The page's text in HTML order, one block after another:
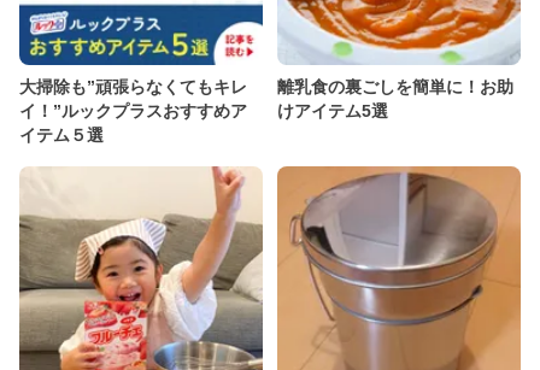
大掃除も”頑張らなくてもキレ
イ！”ルックプラスおすすめア
イテム５選
離乳食の裏ごしを簡単に！お助
けアイテム5選